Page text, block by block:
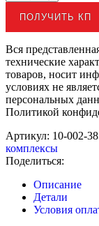
ПОЛУЧИТЬ КП
Вся
технические
товаров, носит
условиях не
персональных
Политикой
Артикул: 10-002-
комплексы
Поделиться:
Описание
Детали
Условия